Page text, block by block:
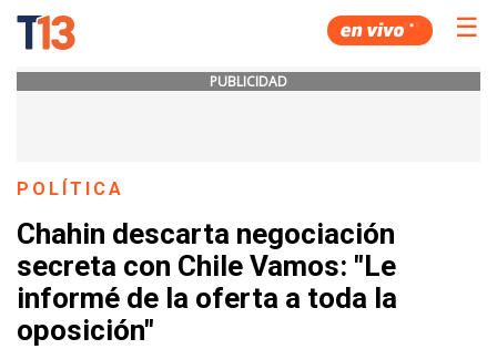
☰
PUBLICIDAD
POLÍTICA
Chahin descarta negociación
secreta con Chile Vamos: "Le
informé de la oferta a toda la
oposición"